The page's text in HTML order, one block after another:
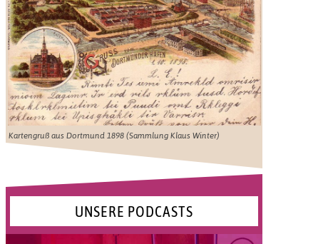
Kartengruß aus Dortmund 1898 (Sammlung Klaus Winter)
UNSERE PODCASTS